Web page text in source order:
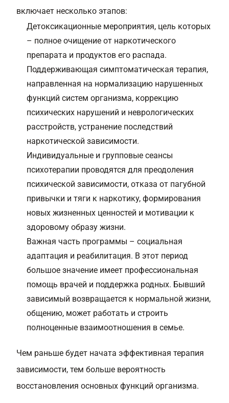
включает несколько этапов:
Детоксикационные мероприятия, цель которых
– полное очищение от наркотического
препарата и продуктов его распада.
Поддерживающая симптоматическая терапия,
направленная на нормализацию нарушенных
функций систем организма, коррекцию
психических нарушений и неврологических
расстройств, устранение последствий
наркотической зависимости.
Индивидуальные и групповые сеансы
психотерапии проводятся для преодоления
психической зависимости, отказа от пагубной
привычки и тяги к наркотику, формирования
новых жизненных ценностей и мотивации к
здоровому образу жизни.
Важная часть программы – социальная
адаптация и реабилитация. В этот период
большое значение имеет профессиональная
помощь врачей и поддержка родных. Бывший
зависимый возвращается к нормальной жизни,
общению, может работать и строить
полноценные взаимоотношения в семье.
Чем раньше будет начата эффективная терапия
зависимости, тем больше вероятность
восстановления основных функций организма.